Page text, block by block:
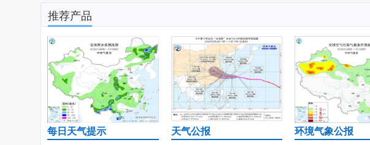
推荐产品
每日天气提示 天气公报 环境气象公报